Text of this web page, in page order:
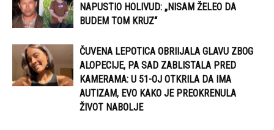
NAPUSTIO HOLIVUD: „NISAM ŽELEO DA
BUDEM TOM KRUZ“
ČUVENA LEPOTICA OBRIIJALA GLAVU ZBOG
ALOPECIJE, PA SAD ZABLISTALA PRED
KAMERAMA: U 51-OJ OTKRILA DA IMA
AUTIZAM, EVO KAKO JE PREOKRENULA
ŽIVOT NABOLJE